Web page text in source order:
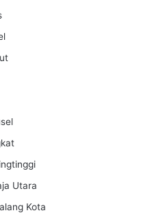
Utara
Kota